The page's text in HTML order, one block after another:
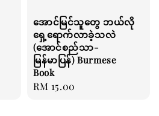
အောင်မြင်သူတွေ ဘယ်လို
ရှေ့ရောက်လာခဲ့သလဲ
(အောင်စည်သာ-
မြန်မာပြန်) Burmese
Book
Regular
RM 15.00